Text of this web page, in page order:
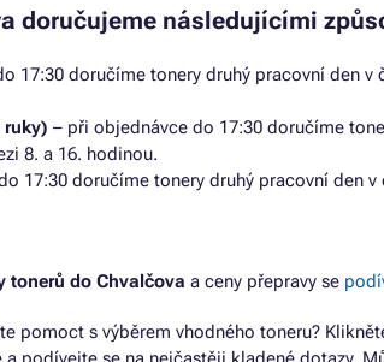
doručujeme následujícími
17:30 doručíme tonery druhý pracovní den v
ruky) – při objednávce do 17:30 doručíme
8. a 16. hodinou.
17:30 doručíme tonery druhý pracovní den v
tonerů do Chvalčova a ceny přepravy se
pomoct s výběrem vhodného toneru?